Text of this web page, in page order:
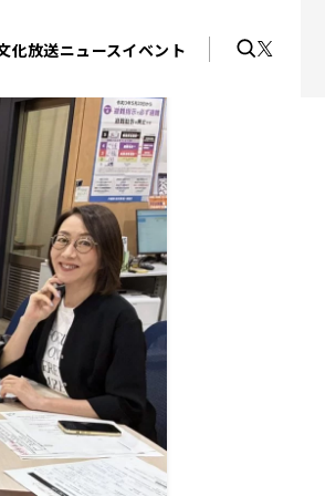
化放送ニュースイベント